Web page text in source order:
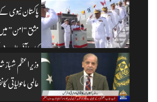
پاکستان نیوی
مشق “امن”
کیا۔ | آئی ایس
وزیرِ اعظم
عالمی ماحولیاتی